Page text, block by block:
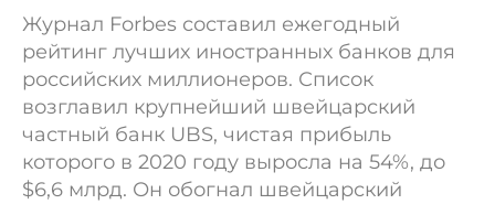
Журнал Forbes составил ежегодный
рейтинг лучших иностранных банков для
российских миллионеров. Список
возглавил крупнейший швейцарский
частный банк UBS, чистая прибыль
которого в 2020 году выросла на 54%, до
$6,6 млрд. Он обогнал швейцарский